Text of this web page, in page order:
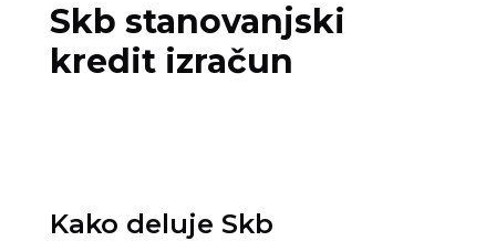
Skb stanovanjski
kredit izračun
Kako deluje Skb